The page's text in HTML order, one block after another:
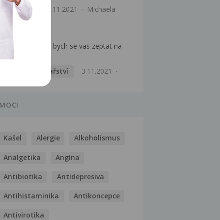
Infekce
18.11.2021 Michaela
Dobry den, chtel bych se vas zeptat na
Praktické lékařství
3.11.2021
Kašel Alergie Alkoholismus
Analgetika Angína
Antibiotika Antidepresiva
Antihistaminika Antikoncepce
Antivirotika